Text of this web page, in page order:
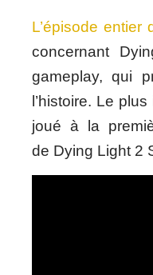
L’épisode
concernant
gameplay, qui
l’histoire. Le
joué à la
de Dying Light 2